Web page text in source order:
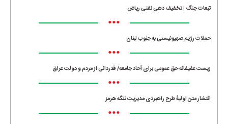
تبعات جنگ | تخفیف دهی نفتی ریاض
•••
حملات رژیم صهیونیستی به جنوب لبنان
•••
زیست عفیفانه حق عمومی برای آحاد جامعه/ قدردانی از مردم و دولت عراق
•••
انتشار متن اولیۀ طرح راهبردی مدیریت تنگه هرمز
•••